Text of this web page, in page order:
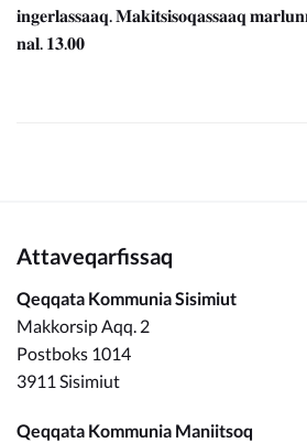
𝐢𝐧𝐠𝐞𝐫𝐥𝐚𝐬𝐬𝐚𝐚𝐪. 𝐌𝐚𝐤𝐢𝐭𝐬𝐢𝐬𝐨𝐪𝐚𝐬𝐬𝐚𝐚𝐪
𝐧𝐚𝐥. 𝟏𝟑.𝟎𝟎
Attaveqarfissaq
Qeqqata Kommunia Sisimiut
Makkorsip Aqq. 2
Postboks 1014
3911 Sisimiut
Qeqqata Kommunia Maniitsoq